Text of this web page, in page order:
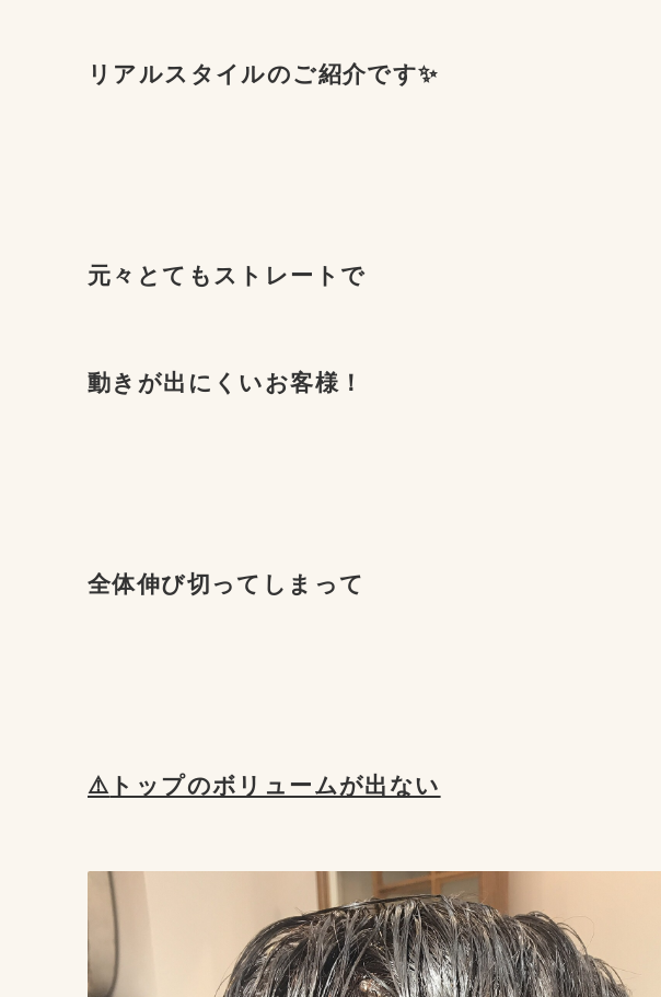
リアルスタイルのご紹介です✨
元々とてもストレートで
動きが出にくいお客様！
全体伸び切ってしまって
⚠️ トップのボリュームが出ない